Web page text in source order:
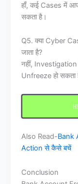
हाँ, कई Cases में
सकता है।
Q5. क्या Cyber
जाता है?
नहीं,
Unfreeze हो सकता
Also Read-Bank
Action से कैसे बचें
Conclusion